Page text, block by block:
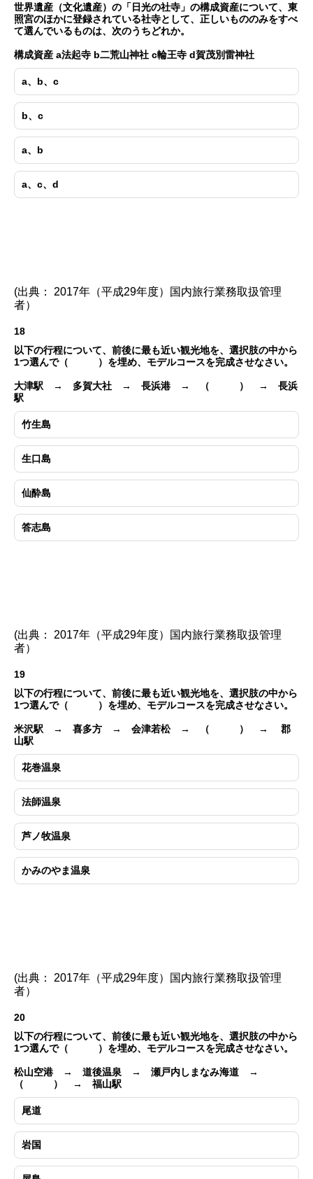
世界遺産（文化遺産）の「日光の社寺」の構成資産について、東
照宮のほかに登録されている社寺として、正しいもののみをすべ
て選んでいるものは、次のうちどれか。
構成資産 a法起寺 b二荒山神社 c輪王寺 d賀茂別雷神社
a、b、c
b、c
a、b
a、c、d
(出典： 2017年（平成29年度）国内旅行業務取扱管理
者）
18
以下の行程について、前後に最も近い観光地を、選択肢の中から
1つ選んで（ ）を埋め、モデルコースを完成させなさい。
大津駅 → 多賀大社 → 長浜港 → （ ） → 長浜
駅
竹生島
生口島
仙酔島
答志島
(出典： 2017年（平成29年度）国内旅行業務取扱管理
者）
19
以下の行程について、前後に最も近い観光地を、選択肢の中から
1つ選んで（ ）を埋め、モデルコースを完成させなさい。
米沢駅 → 喜多方 → 会津若松 → （ ） → 郡
山駅
花巻温泉
法師温泉
芦ノ牧温泉
かみのやま温泉
(出典： 2017年（平成29年度）国内旅行業務取扱管理
者）
20
以下の行程について、前後に最も近い観光地を、選択肢の中から
1つ選んで（ ）を埋め、モデルコースを完成させなさい。
松山空港 → 道後温泉 → 瀬戸内しまなみ海道 →
（ ） → 福山駅
尾道
岩国